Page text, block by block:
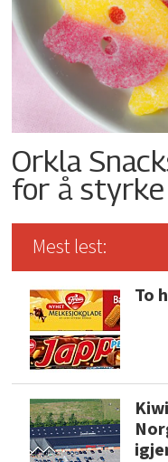
Orkla
for å styrke
Mest lest:
To